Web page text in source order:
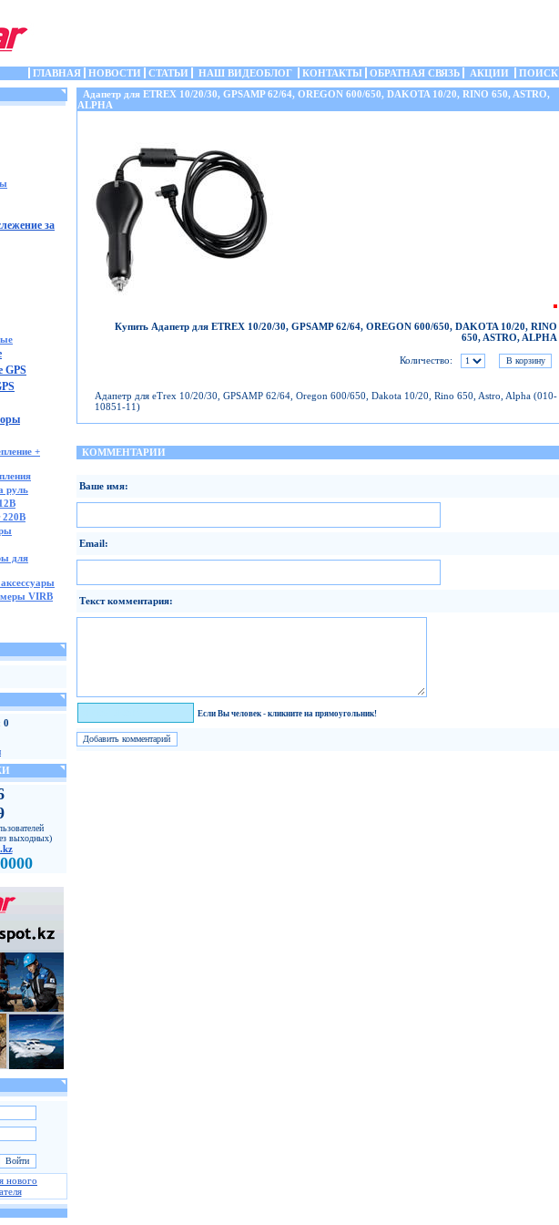
ГЛАВНАЯ НОВОСТИ СТАТЬИ НАШ ВИДЕОБЛОГ КОНТАКТЫ ОБРАТНАЯ СВЯЗЬ АКЦИИ ПОИСК
за
GPS
+
руль
220В
для
VIRB
0
выходных)
нового
Адапетр для ETREX 10/20/30, GPSAMP 62/64, OREGON 600/650, DAKOTA 10/20, RINO 650, ASTRO,
ALPHA
Купить Адапетр для ETREX 10/20/30, GPSAMP 62/64, OREGON 600/650, DAKOTA 10/20, RINO
650, ASTRO, ALPHA
Количество:
Адапетр для eTrex 10/20/30, GPSAMP 62/64, Oregon 600/650, Dakota 10/20, Rino 650, Astro, Alpha (010-
10851-11)
КОММЕНТАРИИ
Ваше имя:
Email:
Текст комментария:
Если Вы человек - кликните на прямоугольник!